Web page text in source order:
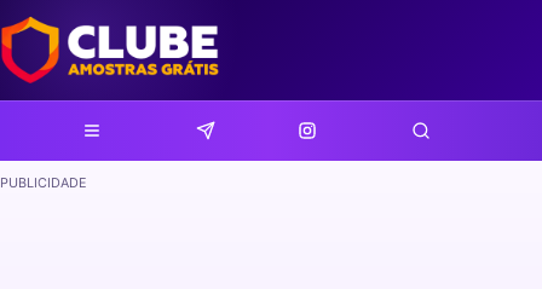
PUBLICIDADE